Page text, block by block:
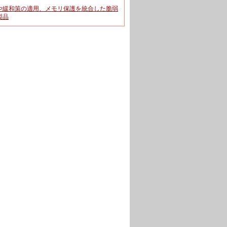
緩和策の適用、メモリ保護を統合した脆弱
品